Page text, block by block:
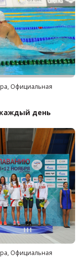
Официальная
день
Официальная